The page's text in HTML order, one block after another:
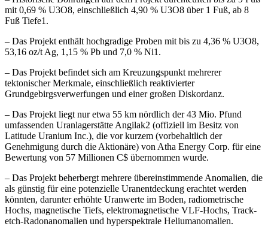
mit 0,69 % U3O8, einschließlich 4,90 % U3O8 über 1 Fuß, ab 8
Fuß Tiefe1.
– Das Projekt enthält hochgradige Proben mit bis zu 4,36 % U3O8,
53,16 oz/t Ag, 1,15 % Pb und 7,0 % Ni1.
– Das Projekt befindet sich am Kreuzungspunkt mehrerer
tektonischer Merkmale, einschließlich reaktivierter
Grundgebirgsverwerfungen und einer großen Diskordanz.
– Das Projekt liegt nur etwa 55 km nördlich der 43 Mio. Pfund
umfassenden Uranlagerstätte Angilak2 (offiziell im Besitz von
Latitude Uranium Inc.), die vor kurzem (vorbehaltlich der
Genehmigung durch die Aktionäre) von Atha Energy Corp. für eine
Bewertung von 57 Millionen C$ übernommen wurde.
– Das Projekt beherbergt mehrere übereinstimmende Anomalien, die
als günstig für eine potenzielle Uranentdeckung erachtet werden
könnten, darunter erhöhte Uranwerte im Boden, radiometrische
Hochs, magnetische Tiefs, elektromagnetische VLF-Hochs, Track-
etch-Radonanomalien und hyperspektrale Heliumanomalien.